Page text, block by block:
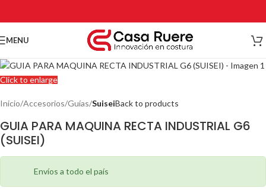
MENU
Click to enlarge
Inicio Accesorios Guías SuiseiBack to products
GUIA PARA MAQUINA RECTA INDUSTRIAL G6
(SUISEI)
Envíos a todo el país